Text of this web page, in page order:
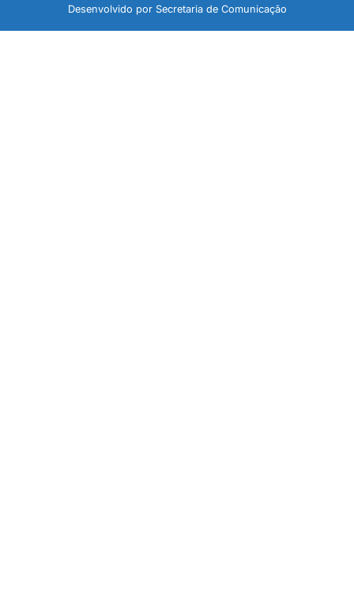
Desenvolvido por Secretaria de Comunicação